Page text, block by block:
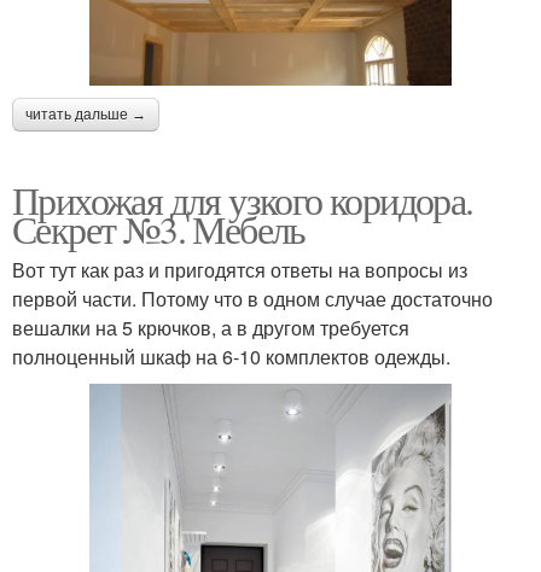
читать дальше →
Прихожая для узкого коридора.
Секрет №3. Мебель
Вот тут как раз и пригодятся ответы на вопросы из
первой части. Потому что в одном случае достаточно
вешалки на 5 крючков, а в другом требуется
полноценный шкаф на 6-10 комплектов одежды.